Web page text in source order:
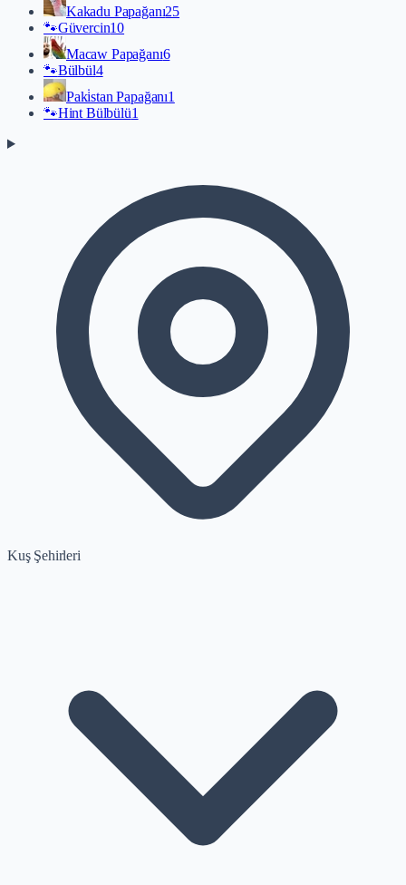
Kakadu Papağanı25
🐾Güvercin10
Macaw Papağanı6
🐾Bülbül4
Paki̇stan Papağanı1
🐾Hint Bülbülü1
Kuş Şehirleri